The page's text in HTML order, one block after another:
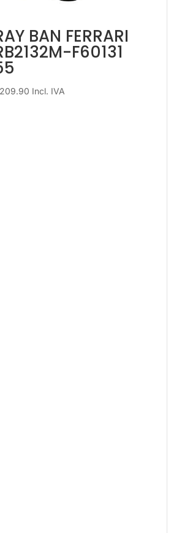
BAN FERRARI
F60131
209.90 Incl. IVA